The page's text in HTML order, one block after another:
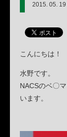
2015. 05. 19
こんにちは！
水野です。
NACSのベ〇
います。